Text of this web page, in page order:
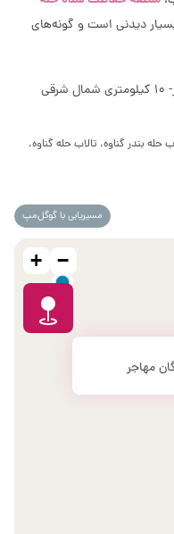
دیدنی است و گونه‌های
استان بوشهر- بوشهر- 10 کیلومتری شمال شرقی
حله بندر گناوه، تالاب حله گناوه،
مسیریابی با گوگل‌مپ
مهاجر
+ −